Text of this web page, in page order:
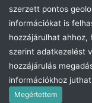
Eduvizig Győr-
Fenntartva.
szerzett pontos
információkat is
hozzájárulhat
szerint adatkezelést
hozzájárulás
információkhoz
Megértettem